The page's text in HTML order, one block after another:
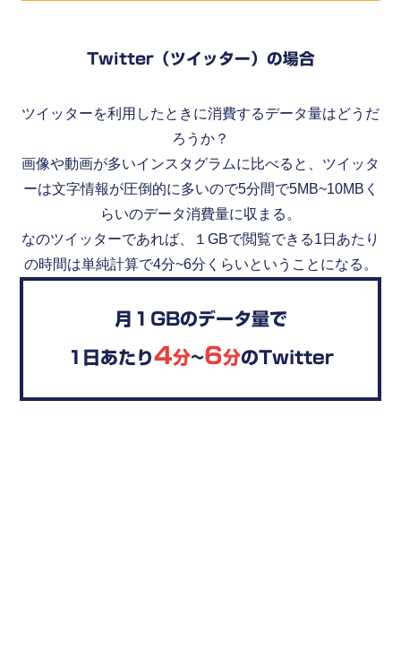
Twitter（ツイッター）の場合
ツイッターを利用したときに消費するデータ量はどうだ
ろうか？
画像や動画が多いインスタグラムに比べると、ツイッタ
ーは文字情報が圧倒的に多いので5分間で5MB~10MBく
らいのデータ消費量に収まる。
なのツイッターであれば、１GBで閲覧できる1日あたり
の時間は単純計算で4分~6分くらいということになる。
月１GBのデータ量で
1日あたり4分~6分のTwitter